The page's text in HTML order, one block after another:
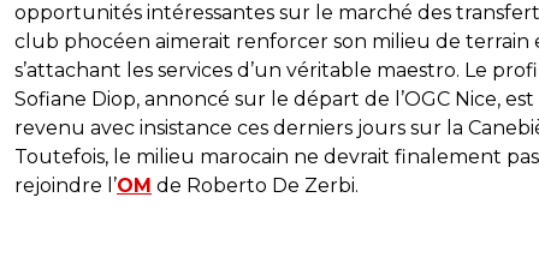
opportunités intéressantes sur le marché des
club phocéen aimerait renforcer son milieu de terrain
s’attachant les services d’un véritable maestro. Le
Sofiane Diop, annoncé sur le départ de l’OGC Nice, est
revenu avec insistance ces derniers jours sur la
Toutefois, le milieu marocain ne devrait finalement pas
rejoindre l’OM de Roberto De Zerbi.